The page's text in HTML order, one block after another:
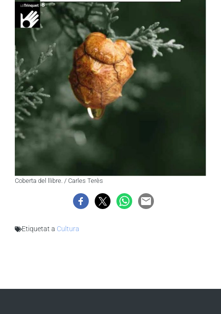
Coberta del llibre. / Carles Terès
Etiquetat a Cultura